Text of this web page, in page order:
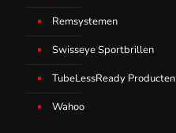
Remsystemen
Swisseye Sportbrillen
TubeLessReady Producten
Wahoo